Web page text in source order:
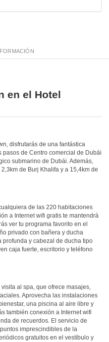
en el Hotel
disfrutarás de una fantástica
de Centro comercial de Dubái
submarino de Dubái. Además,
de Burj Khalifa y a 15,4km de
de las 220 habitaciones
a Internet wifi gratis te mantendrá
ver tu programa favorito en el
privado con bañera y ducha
y cabezal de ducha tipo
caja fuerte, escritorio y teléfono
al spa, que ofrece masajes,
Aprovecha las instalaciones
una piscina al aire libre y
también conexión a Internet wifi
de recuerdos. El servicio de
imprescindibles de la
gratuitos en el vestíbulo y